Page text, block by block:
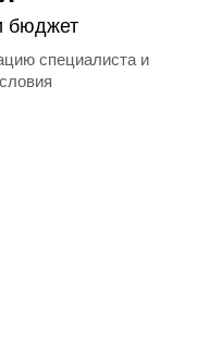
бюджет
специалиста и